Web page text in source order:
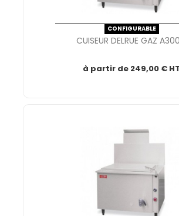
CONFIGURABLE
CUISEUR DELRUE GAZ
à partir de 249,00 € HT